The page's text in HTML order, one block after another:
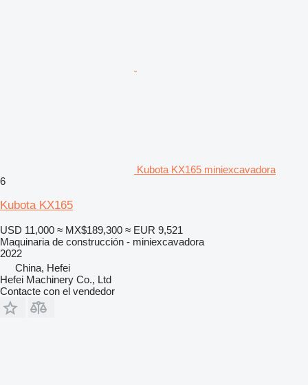
Kubota KX165 miniexcavadora
6
Kubota KX165
USD 11,000 ≈ MX$189,300 ≈ EUR 9,521
Maquinaria de construcción - miniexcavadora
2022
China, Hefei
Hefei Machinery Co., Ltd
Contacte con el vendedor